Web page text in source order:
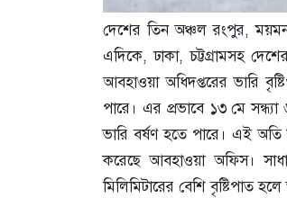
দে‌শের তিন অঞ্চ‌ল রংপুর,
এদিকে, ঢাকা, চট্টগ্রামসহ
আবহাওয়া অধিদপ্তরের ভারি
পারে। এর প্রভাবে ১৩ মে
ভারি বর্ষণ হতে পারে। এই অতি
করেছে আবহাওয়া অফিস।
মিলিমিটারের বেশি বৃষ্টিপাত